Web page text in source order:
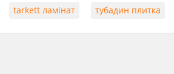
tarkett ламінат тубадин плитка